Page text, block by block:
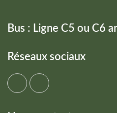
Bus : Ligne C5 ou C6
Réseaux sociaux